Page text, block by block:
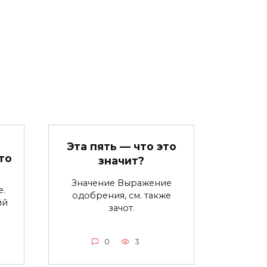
Эта пять — что это
значит?
Значение Выражение
одобрения, см. также
зачот.
0 3